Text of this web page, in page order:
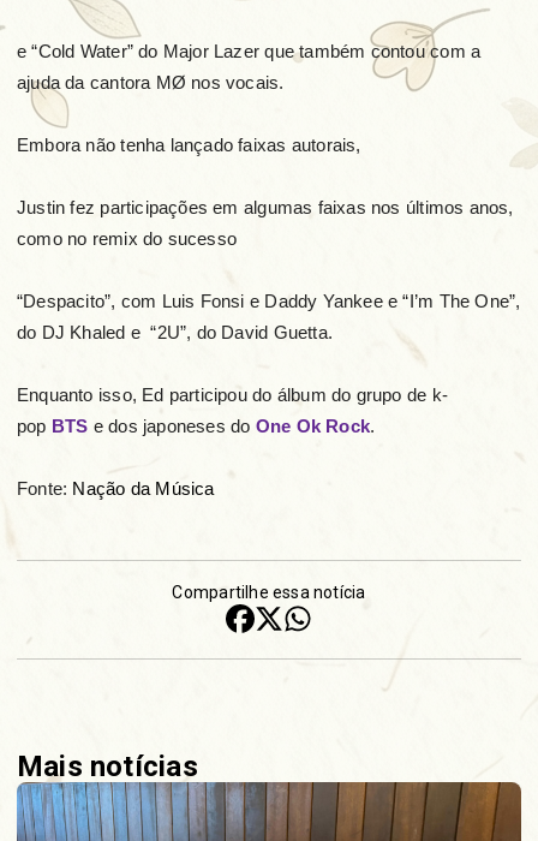
e “Cold Water” do Major Lazer que também contou com a
ajuda da cantora MØ nos vocais.
Embora não tenha lançado faixas autorais,
Justin fez participações em algumas faixas nos últimos anos,
como no remix do sucesso
“Despacito”, com Luis Fonsi e Daddy Yankee e “I’m The One”,
do DJ Khaled e “2U”, do David Guetta.
Enquanto isso, Ed participou do álbum do grupo de k-
pop BTS e dos japoneses do One Ok Rock.
Fonte: Nação da Música
Compartilhe essa notícia
Mais notícias